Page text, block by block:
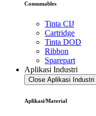
Consumables
Tinta CIJ
Cartridge
Tinta DOD
Ribbon
Sparepart
Aplikasi Industri
Close Aplikasi Industri
Aplikasi/Material